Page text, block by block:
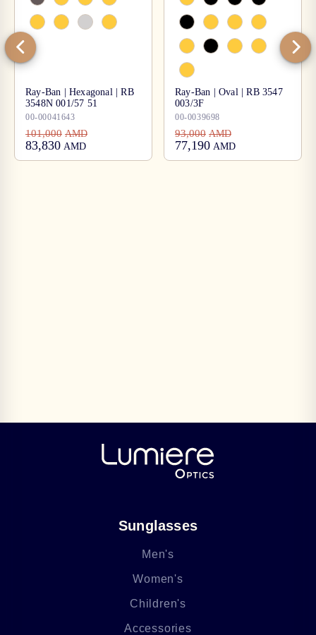
Ray-Ban | Hexagonal | RB
3548N 001/57 51
00-00041643
101,000 AMD
83,830 AMD
Ray-Ban | Oval | RB 3547
003/3F
00-0039698
93,000 AMD
77,190 AMD
Sunglasses
Men's
Women's
Children's
Accessories